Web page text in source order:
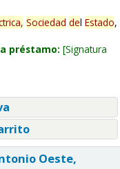
Sociedad del Estado,
préstamo: Signatura
Oeste,